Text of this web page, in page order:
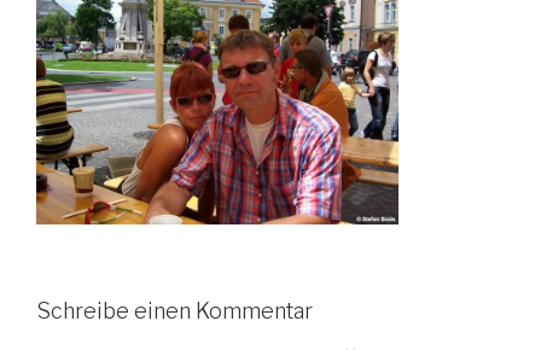
Schreibe einen Kommentar